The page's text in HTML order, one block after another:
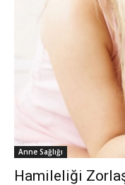
Anne Sağlığı
Hamileliği